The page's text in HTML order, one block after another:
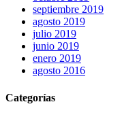
septiembre 2019
agosto 2019
julio 2019
junio 2019
enero 2019
agosto 2016
Categorías